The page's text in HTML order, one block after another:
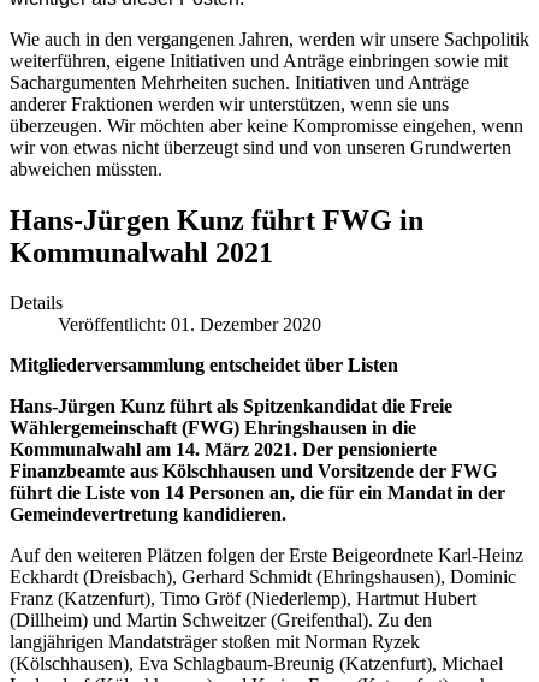
Wie auch in den vergangenen Jahren, werden wir unsere Sachpolitik
weiterführen, eigene Initiativen und Anträge einbringen sowie mit
Sachargumenten Mehrheiten suchen. Initiativen und Anträge
anderer Fraktionen werden wir unterstützen, wenn sie uns
überzeugen. Wir möchten aber keine Kompromisse eingehen, wenn
wir von etwas nicht überzeugt sind und von unseren Grundwerten
abweichen müssten.
Hans-Jürgen Kunz führt FWG in
Kommunalwahl 2021
Details
Veröffentlicht: 01. Dezember 2020
Mitgliederversammlung entscheidet über Listen
Hans-Jürgen Kunz führt als Spitzenkandidat die Freie
Wählergemeinschaft (FWG) Ehringshausen in die
Kommunalwahl am 14. März 2021. Der pensionierte
Finanzbeamte aus Kölschhausen und Vorsitzende der FWG
führt die Liste von 14 Personen an, die für ein Mandat in der
Gemeindevertretung kandidieren.
Auf den weiteren Plätzen folgen der Erste Beigeordnete Karl-Heinz
Eckhardt (Dreisbach), Gerhard Schmidt (Ehringshausen), Dominic
Franz (Katzenfurt), Timo Gröf (Niederlemp), Hartmut Hubert
(Dillheim) und Martin Schweitzer (Greifenthal). Zu den
langjährigen Mandatsträger stoßen mit Norman Ryzek
(Kölschhausen), Eva Schlagbaum-Breunig (Katzenfurt), Michael